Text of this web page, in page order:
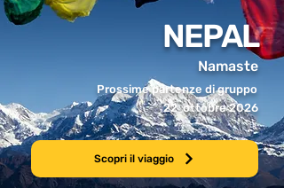
NEPAL
Namaste
Prossime partenze di gruppo
22 ottobre 2026
Scopri il viaggio